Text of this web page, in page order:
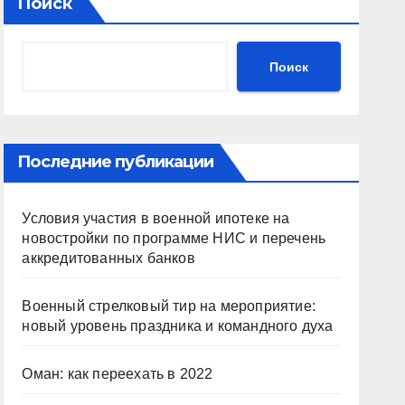
Поиск
Последние публикации
Условия участия в военной ипотеке на
новостройки по программе НИС и перечень
аккредитованных банков
Военный стрелковый тир на мероприятие:
новый уровень праздника и командного духа
Оман: как переехать в 2022